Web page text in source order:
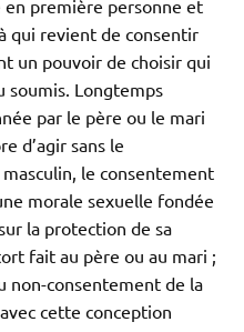
en première personne et
qui revient de consentir
un pouvoir de choisir qui
soumis. Longtemps
par le père ou le mari
d’agir sans le
le consentement
morale sexuelle fondée
la protection de sa
fait au père ou au mari ;
non-consentement de la
cette conception